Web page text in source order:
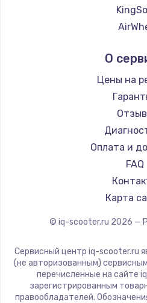
KIRIN
О
Цены на
Оплата и
FAQ
Карта
© iq-scooter.ru 2026 —
Сервисный центр iq-scooter.ru
(не авторизованным)
перечисленные на сайте
зарегистрированным
правообладателей.